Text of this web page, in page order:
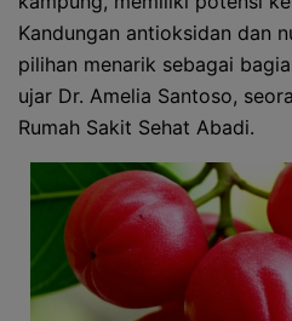
Kandungan antioksidan dan
pilihan menarik sebagai
ujar Dr. Amelia Santoso,
Rumah Sakit Sehat Abadi.